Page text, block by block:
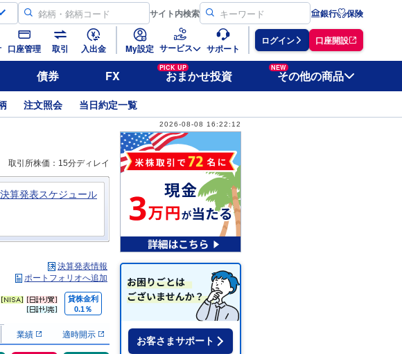
サイト内検索 銀行 保険
口座管理 取引 入出金 My設定 サービス サポート
ログイン 口座開設
債券 FX
PICK UP
おまかせ投資
NEW
その他の商品
注文照会 当日約定一覧
2026-08-08 16:22:12
取引所株価：15分ディレイ
決算発表スケジュール
決算発表情報
ポートフォリオへ追加
貸株金利
0.1％
業績 適時開示
お客さまサポート